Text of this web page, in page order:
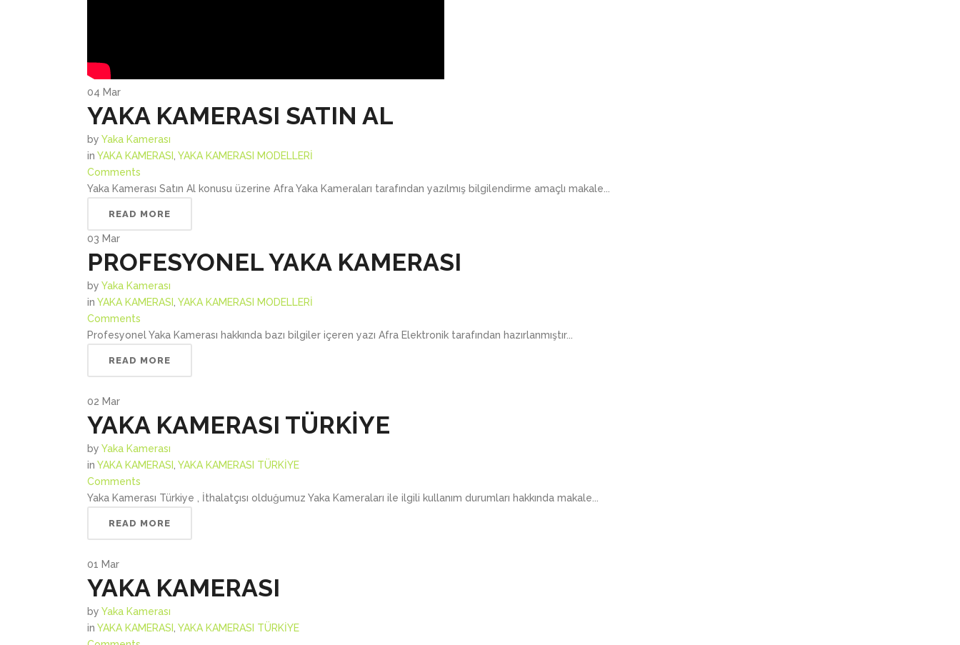
04 Mar
YAKA KAMERASI SATIN AL
by Yaka Kamerası
in YAKA KAMERASI
YAKA KAMERASI MODELLERİ
Comments
Yaka Kamerası Satın Al konusu üzerine Afra Yaka Kameraları tarafından yazılmış bilgilendirme amaçlı makale...
READ MORE
03 Mar
PROFESYONEL YAKA KAMERASI
by Yaka Kamerası
in YAKA KAMERASI
YAKA KAMERASI MODELLERİ
Comments
Profesyonel Yaka Kamerası hakkında bazı bilgiler içeren yazı Afra Elektronik tarafından hazırlanmıştır...
READ MORE
02 Mar
YAKA KAMERASI TÜRKİYE
by Yaka Kamerası
in YAKA KAMERASI
YAKA KAMERASI TÜRKİYE
Comments
Yaka Kamerası Türkiye , İthalatçısı olduğumuz Yaka Kameraları ile ilgili kullanım durumları hakkında makale...
READ MORE
01 Mar
YAKA KAMERASI
by Yaka Kamerası
in YAKA KAMERASI
YAKA KAMERASI TÜRKİYE